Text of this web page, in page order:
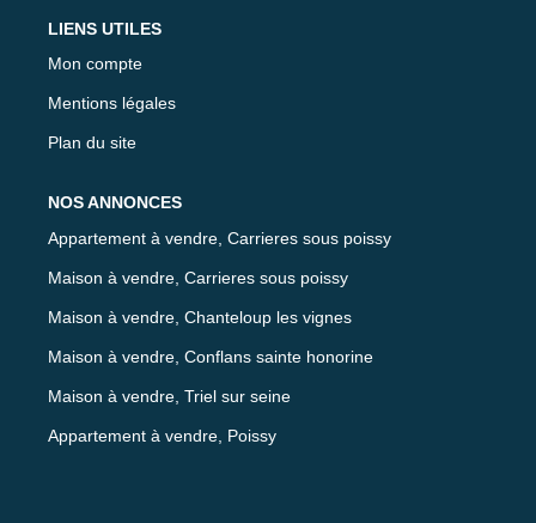
LIENS UTILES
Mon compte
Mentions légales
Plan du site
NOS ANNONCES
Appartement à vendre, Carrieres sous poissy
Maison à vendre, Carrieres sous poissy
Maison à vendre, Chanteloup les vignes
Maison à vendre, Conflans sainte honorine
Maison à vendre, Triel sur seine
Appartement à vendre, Poissy